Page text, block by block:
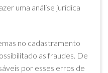
uma análise jurídica
no cadastramento
as fraudes. De
por esses erros de